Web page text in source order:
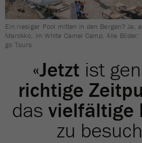
Ein riesiger Pool mitten in den Bergen? Ja,
Marokko, im White Camel Camp. Alle
go Tours
«Jetzt ist
richtige
das vielfältige
zu